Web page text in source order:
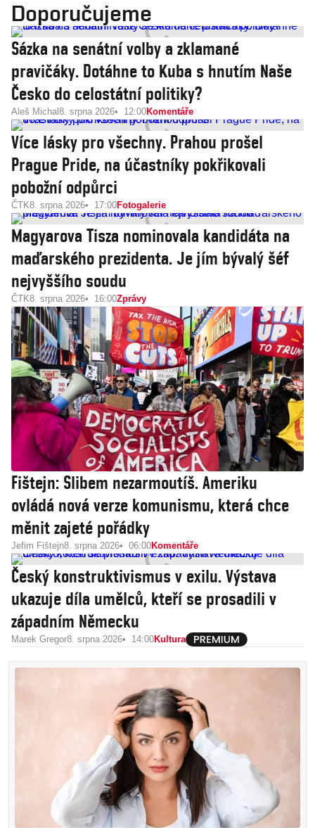
Doporučujeme
Sázka na senátní volby a zklamané
pravičáky. Dotáhne to Kuba s hnutím Naše
Česko do celostátní politiky?
Aleš Michal 8. srpna 2026 12:00Komentáře
Více lásky pro všechny. Prahou prošel
Prague Pride, na účastníky pokřikovali
pobožní odpůrci
ČTK8. srpna 2026 17:00Fotogalerie
Magyarova Tisza nominovala kandidáta na
maďarského prezidenta. Je jím bývalý šéf
nejvyššího soudu
ČTK8. srpna 2026 16:00Zprávy
Fištejn: Slibem nezarmoutíš. Ameriku
ovládá nová verze komunismu, která chce
měnit zajeté pořádky
Jefim Fištejn8. srpna 2026 06:00Komentáře
Český konstruktivismus v exilu. Výstava
ukazuje díla umělců, kteří se prosadili v
západním Německu
Marek Gregor8. srpna 2026 14:00Kultura